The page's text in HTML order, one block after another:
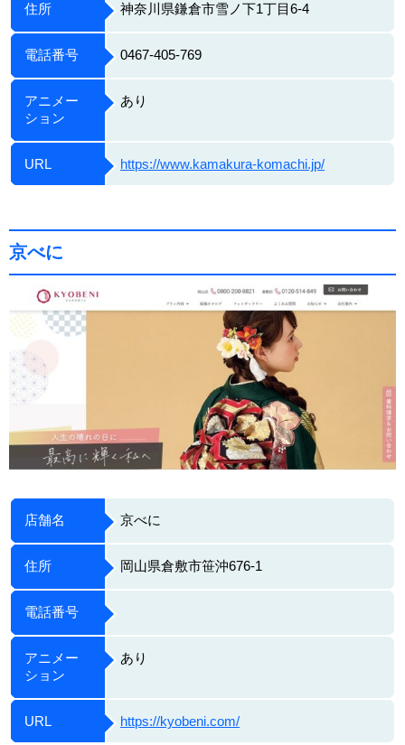
住所 神奈川県鎌倉市雪ノ下1丁目6-4
電話番号 0467-405-769
アニメー
ション
あり
URL https://www.kamakura-komachi.jp/
京べに
店舗名 京べに
住所 岡山県倉敷市笹沖676-1
電話番号
アニメー
ション
あり
URL https://kyobeni.com/